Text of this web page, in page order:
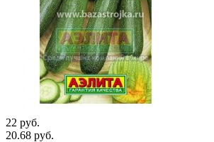
22 руб.
20.68 руб.